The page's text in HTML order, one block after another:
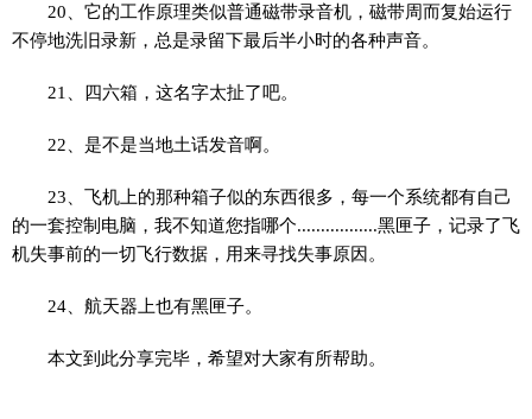
20、它的工作原理类似普通磁带录音机，磁带周而复始运行
不停地洗旧录新，总是录留下最后半小时的各种声音。
21、四六箱，这名字太扯了吧。
22、是不是当地土话发音啊。
23、飞机上的那种箱子似的东西很多，每一个系统都有自己
的一套控制电脑，我不知道您指哪个.................黑匣子，记录了飞
机失事前的一切飞行数据，用来寻找失事原因。
24、航天器上也有黑匣子。
本文到此分享完毕，希望对大家有所帮助。